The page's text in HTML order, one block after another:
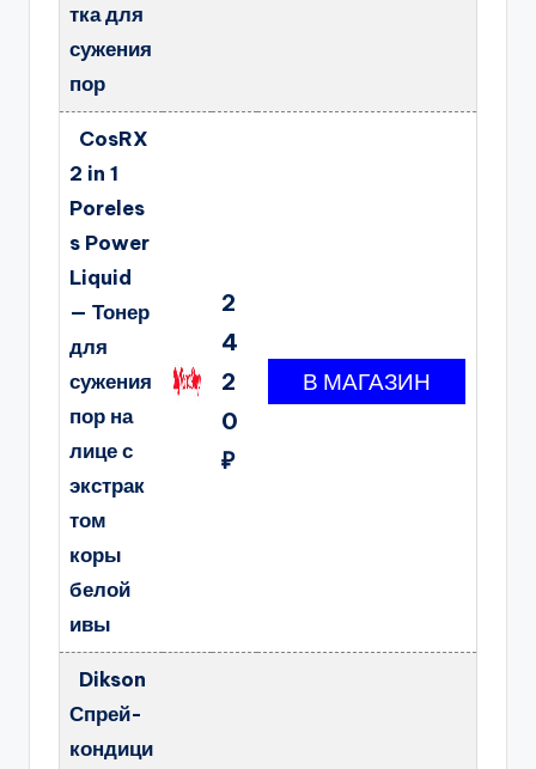
тка для
сужения
пор
CosRX
2 in 1
Poreles
s Power
Liquid
— Тонер
для
сужения
пор на
лице с
экстрак
том
коры
белой
ивы
2
4
2
0
₽
Dikson
Спрей-
кондици